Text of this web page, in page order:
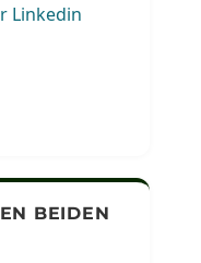
Linkedin
BEIDEN